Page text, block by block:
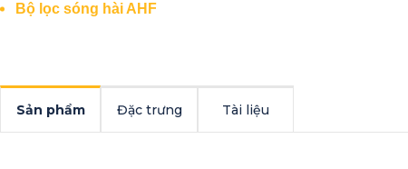
Bộ lọc sóng hài AHF
Sản phẩm Đặc trưng Tài liệu